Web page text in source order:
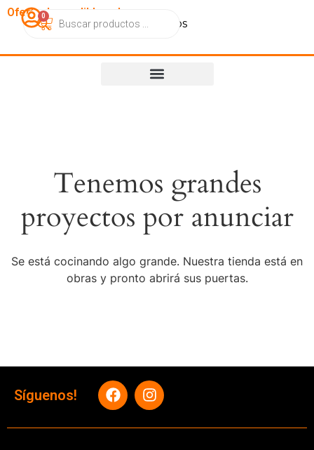
OfertasImperdibles.cl
CatálogoContactoNosotros
0
Tenemos grandes
proyectos por anunciar
Se está cocinando algo grande. Nuestra tienda está en
obras y pronto abrirá sus puertas.
Síguenos!